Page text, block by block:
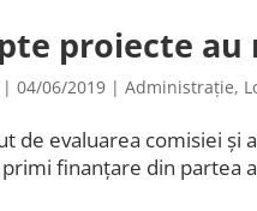
proiecte
| 04/06/2019| Administrație,
de evaluarea comisiei și
finanțare din partea